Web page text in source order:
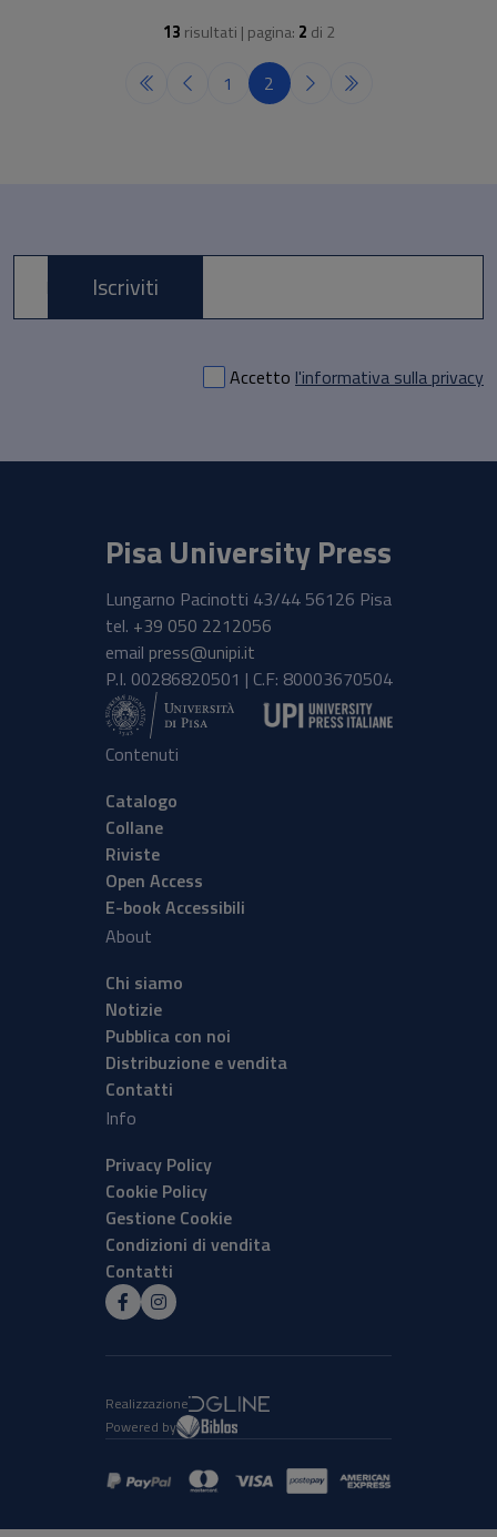
13 risultati | pagina: 2 di 2
1 2
E-mail *
Accetto l'informativa sulla privacy
Iscriviti
Pisa University Press
Lungarno Pacinotti 43/44 56126 Pisa
tel. +39 050 2212056
email press@unipi.it
P.I. 00286820501 | C.F: 80003670504
Contenuti
Catalogo
Collane
Riviste
Open Access
E-book Accessibili
About
Chi siamo
Notizie
Pubblica con noi
Distribuzione e vendita
Contatti
Info
Privacy Policy
Cookie Policy
Gestione Cookie
Condizioni di vendita
Contatti
Realizzazione
Powered by